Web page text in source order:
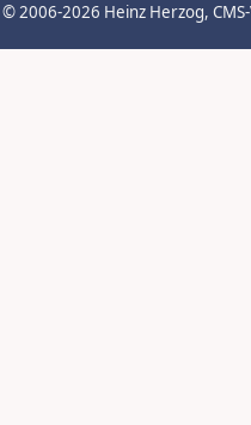
© 2006-2026 Heinz Herzog,